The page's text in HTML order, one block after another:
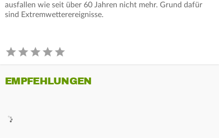
ausfallen wie seit über 60 Jahren nicht mehr. Grund dafür
sind Extremwetterereignisse.
EMPFEHLUNGEN